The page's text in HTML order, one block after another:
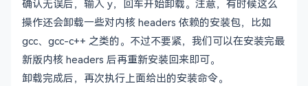
确认无误后，输入 y，回车开始卸载。注意，有时候这么
操作还会卸载一些对内核 headers 依赖的安装包，比如
gcc、gcc-c++ 之类的。不过不要紧，我们可以在安装完最
新版内核 headers 后再重新安装回来即可。
卸载完成后，再次执行上面给出的安装命令。